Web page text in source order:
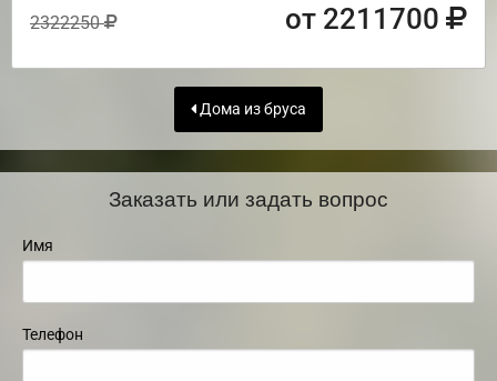
2322250 от 2211700
Дома из бруса
Заказать или задать вопрос
Имя
Телефон